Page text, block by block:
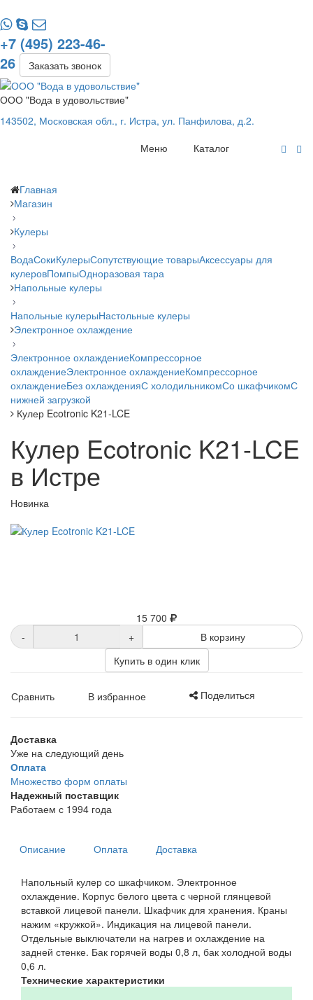
+7 (495) 223-46-
26
Заказать звонок
ООО "Вода в удовольствие"
143502, Московская обл., г. Истра, ул. Панфилова, д.2.
Каталог
Меню
Главная
Магазин
Кулеры
ВодаСокиКулерыСопутствующие товарыАксессуары для
кулеровПомпыОдноразовая тара
Напольные кулеры
Напольные кулерыНастольные кулеры
Электронное охлаждение
Электронное охлаждениеКомпрессорное
охлаждениеЭлектронное охлаждениеКомпрессорное
охлаждениеБез охлажденияС холодильникомСо шкафчикомС
нижней загрузкой
Кулер Ecotronic K21-LCE
Кулер Ecotronic K21-LCE
в Истре
Новинка
15 700
-
+
В корзину
Купить в один клик
Сравнить В избранное Поделиться
Доставка
Уже на следующий день
Оплата
Множество форм оплаты
Надежный поставщик
Работаем с 1994 года
Описание Оплата Доставка
Напольный кулер со шкафчиком. Электронное
охлаждение. Корпус белого цвета с черной глянцевой
вставкой лицевой панели. Шкафчик для хранения. Краны
нажим «кружкой». Индикация на лицевой панели.
Отдельные выключатели на нагрев и охлаждение на
задней стенке. Бак горячей воды 0,8 л, бак холодной воды
0,6 л.
Технические характеристики